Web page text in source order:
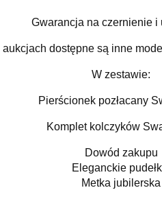
Gwarancja na czernienie i
aukcjach dostępne są inne
W zestawie:
Pierścionek pozłacany
Komplet kolczyków
Dowód zakupu
Eleganckie
Metka jubilerska